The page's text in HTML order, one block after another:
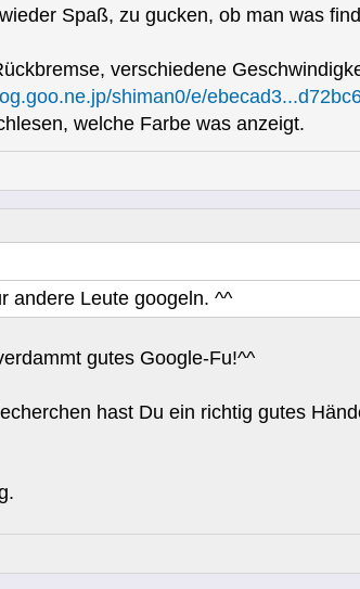
Spaß, zu gucken, ob man was
verschiedene
shiman0/e/
welche Farbe was anzeigt.
andere Leute googeln. ^^
gutes Google-Fu!^^
hast Du ein richtig gutes